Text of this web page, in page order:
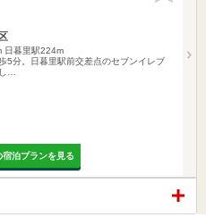
日暮里駅224m
5分。日暮里駅前交差点のセブンイレブ
…
泊プランを見る